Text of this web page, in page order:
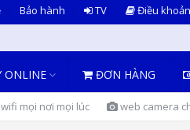
Bảo hành TV Điều
ONLINE ĐƠN HÀNG
mọi nơi mọi lúc web camera